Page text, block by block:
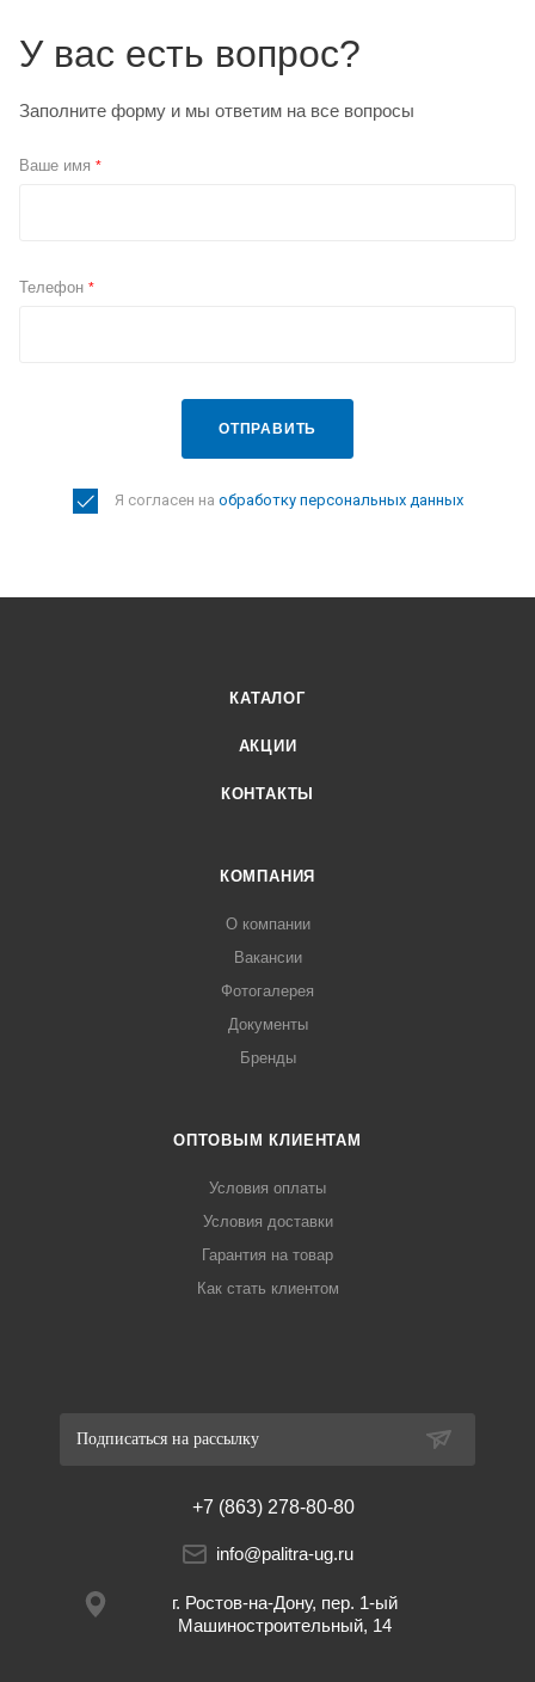
У вас есть вопрос?
Заполните форму и мы ответим на все вопросы
Ваше имя *
Телефон *
ОТПРАВИТЬ
Я согласен на обработку персональных данных
КАТАЛОГ
АКЦИИ
КОНТАКТЫ
КОМПАНИЯ
О компании
Вакансии
Фотогалерея
Документы
Бренды
ОПТОВЫМ КЛИЕНТАМ
Условия оплаты
Условия доставки
Гарантия на товар
Как стать клиентом
Подписаться на рассылку
+7 (863) 278-80-80
info@palitra-ug.ru
г. Ростов-на-Дону, пер. 1-ый
Машиностроительный, 14